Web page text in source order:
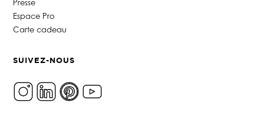
Presse
Espace Pro
Carte cadeau
SUIVEZ-NOUS